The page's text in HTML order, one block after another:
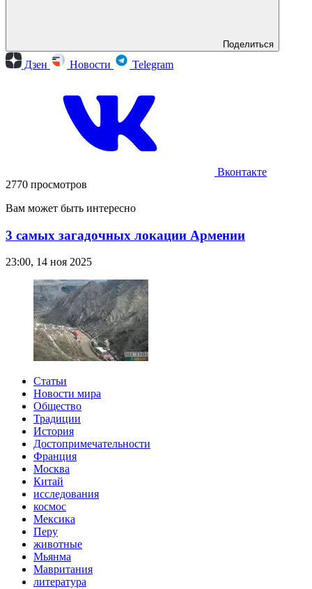
Поделиться
Дзен Новости Telegram
Вконтакте
2770 просмотров
Вам может быть интересно
3 самых загадочных локации Армении
23:00, 14 ноя 2025
Статьи
Новости мира
Общество
Традиции
История
Достопримечательности
Франция
Москва
Китай
исследования
космос
Мексика
Перу
животные
Мьянма
Мавритания
литература